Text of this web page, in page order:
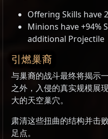
Offering Skills have
Minions have +94%
additional Projectile
引燃巢裔
与巢裔的战斗最终将揭示
之外，入侵的真实规模展
大的天空巢穴。
肃清这些扭曲的结构并击
足点。